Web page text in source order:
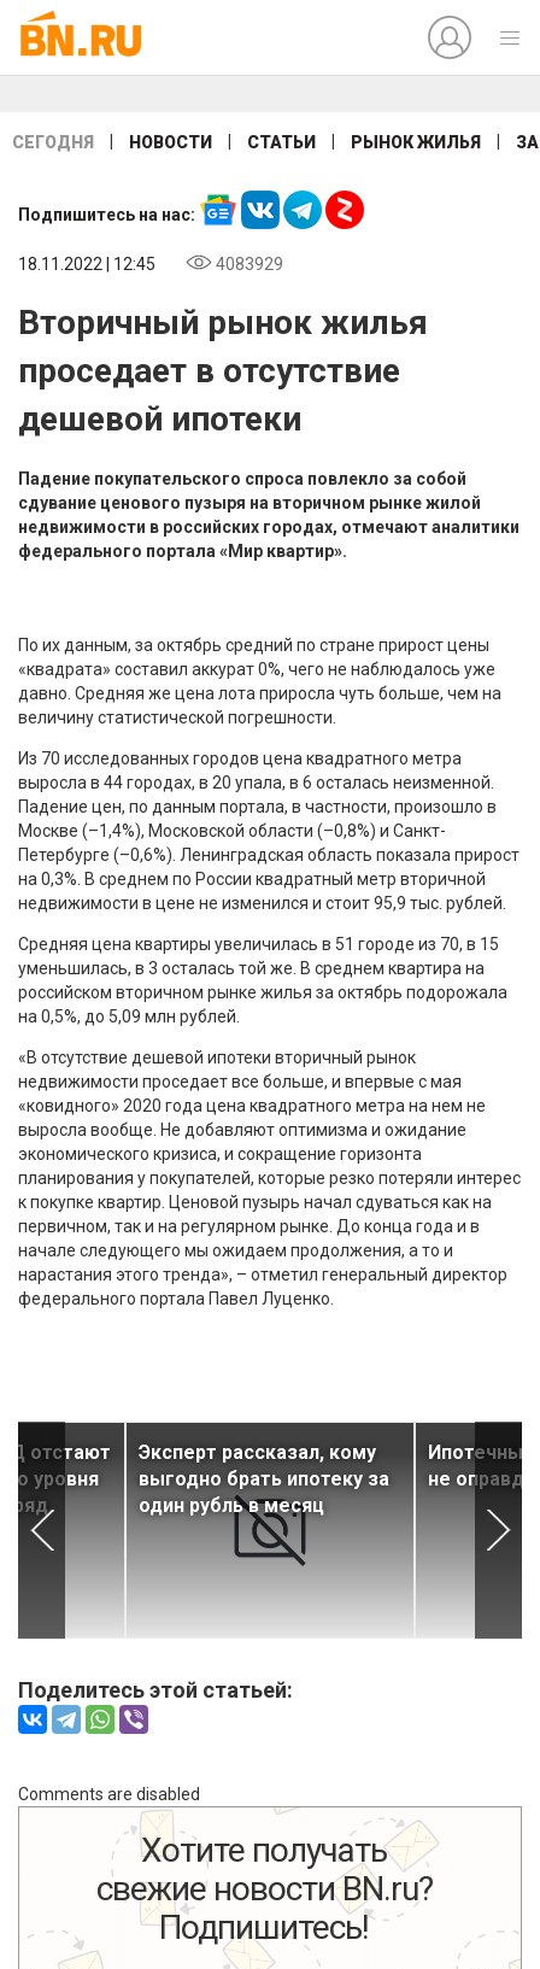
СЕГОДНЯ НОВОСТИ СТАТЬИ РЫНОК ЖИЛЬЯ
Подпишитесь на нас:
18.11.2022 | 12:45 4083929
Вторичный рынок жилья
проседает в отсутствие
дешевой ипотеки
Падение покупательского спроса повлекло за собой
сдувание ценового пузыря на вторичном рынке жилой
недвижимости в российских городах, отмечают аналитики
федерального портала «Мир квартир».
По их данным, за октябрь средний по стране прирост цены
«квадрата» составил аккурат 0%, чего не наблюдалось уже
давно. Средняя же цена лота приросла чуть больше, чем на
величину статистической погрешности.
Из 70 исследованных городов цена квадратного метра
выросла в 44 городах, в 20 упала, в 6 осталась неизменной.
Падение цен, по данным портала, в частности, произошло в
Москве (–1,4%), Московской области (–0,8%) и Санкт-
Петербурге (–0,6%). Ленинградская область показала прирост
на 0,3%. В среднем по России квадратный метр вторичной
недвижимости в цене не изменился и стоит 95,9 тыс. рублей.
Средняя цена квартиры увеличилась в 51 городе из 70, в 15
уменьшилась, в 3 осталась той же. В среднем квартира на
российском вторичном рынке жилья за октябрь подорожала
на 0,5%, до 5,09 млн рублей.
«В отсутствие дешевой ипотеки вторичный рынок
недвижимости проседает все больше, и впервые с мая
«ковидного» 2020 года цена квадратного метра на нем не
выросла вообще. Не добавляют оптимизма и ожидание
экономического кризиса, и сокращение горизонта
планирования у покупателей, которые резко потеряли интерес
к покупке квартир. Ценовой пузырь начал сдуваться как на
первичном, так и на регулярном рынке. До конца года и в
начале следующего мы ожидаем продолжения, а то и
нарастания этого тренда», – отметил генеральный директор
федерального портала Павел Луценко.
отстают
уровня
Эксперт рассказал, кому
выгодно брать ипотеку за
один рубль в месяц
Ипотечный
не
Поделитесь этой статьей:
Comments are disabled
Хотите получать
свежие новости BN.ru?
Подпишитесь!